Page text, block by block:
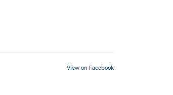
View on Facebook